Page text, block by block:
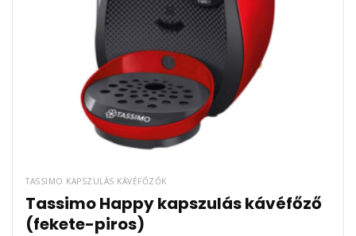
TASSIMO KAPSZULÁS KÁVÉFŐZŐK
Tassimo Happy kapszulás kávéfőző
(fekete-piros)